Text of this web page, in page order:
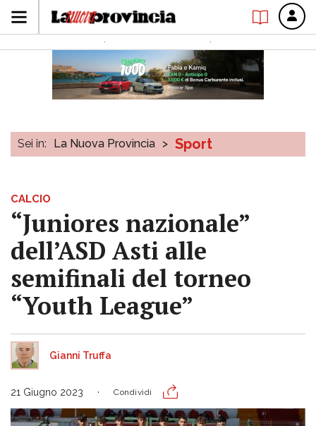
Sei in: La Nuova Provincia > Sport
CALCIO
“Juniores nazionale”
dell’ASD Asti alle
semifinali del torneo
“Youth League”
Gianni Truffa
21 Giugno 2023 Condividi